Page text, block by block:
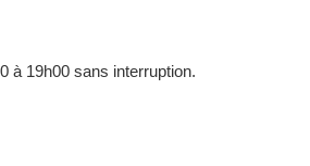
à 19h00 sans interruption.